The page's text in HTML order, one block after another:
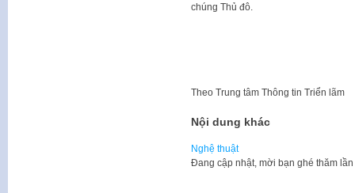
chúng Thủ đô.
Theo Trung tâm Thông tin Triển lãm
Nội dung khác
Nghệ thuật
​Đang cập nhật, mời bạn ghé thăm lần